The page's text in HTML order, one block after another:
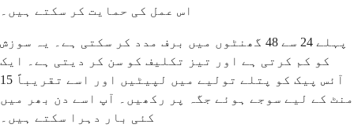
اس عمل کی حمایت کر سکتے ہیں۔
پہلے 24 سے 48 گھنٹوں میں برف مدد کر سکتی ہے۔ یہ سوزش
کو کم کرتی ہے اور تیز تکلیف کو سن کر دیتی ہے۔ ایک
آئس پیک کو پتلے تولیے میں لپیٹیں اور اسے تقریباً 15
منٹ کے لیے سوجے ہوئے جگہ پر رکھیں۔ آپ اسے دن بھر میں
کئی بار دہرا سکتے ہیں۔